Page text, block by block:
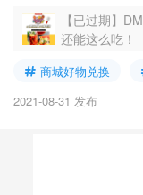
【已过期】
还能这么吃！
商城好物兑换
2021-08-31 发布